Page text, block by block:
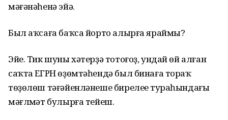
мәғәнәһенә эйә.
Был аҡсаға баҡса йорто алырға яраймы?
Эйе. Тик шуны хәтерҙә тотоғоҙ, ундай өй алған
саҡта ЕГРН өҙөмтәһендә был бинаға тораҡ
төҙөлөш тәғәйенләнеше бирелеүе тураһындағы
мәғлүмәт булырға тейеш.